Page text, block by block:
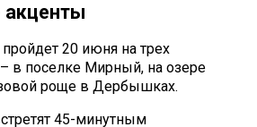
акценты
пройдет 20 июня на трех
в поселке Мирный, на озере
роще в Дербышках.
45-минутным